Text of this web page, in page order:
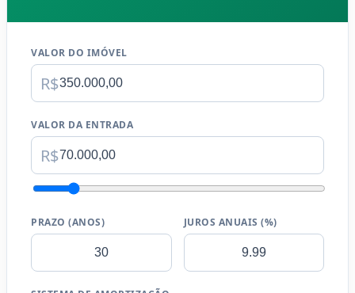
VALOR DO IMÓVEL
R$
VALOR DA ENTRADA
R$
PRAZO (ANOS) JUROS ANUAIS (%)